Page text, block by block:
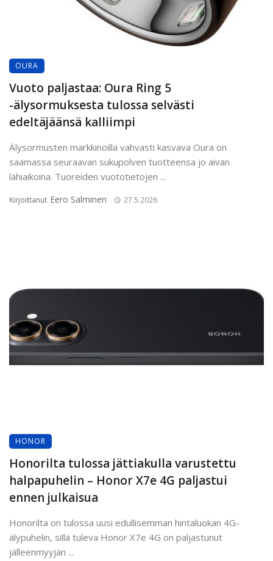
OURA
Vuoto paljastaa: Oura Ring 5
-älysormuksesta tulossa selvästi
edeltäjäänsä kalliimpi
Älysormusten markkinoilla vahvasti kasvava Oura on
saamassa seuraavan sukupolven tuotteensa jo aivan
lähiaikoina. Tuoreiden vuototietojen ...
Kirjoittanut Eero Salminen 27.5.2026
HONOR
Honorilta tulossa jättiakulla varustettu
halpapuhelin – Honor X7e 4G paljastui
ennen julkaisua
Honorilta on tulossa uusi edullisemman hintaluokan 4G-
älypuhelin, sillä tuleva Honor X7e 4G on paljastunut
jälleenmyyjän ...